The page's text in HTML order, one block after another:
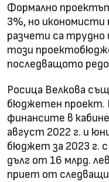
Формално
3%, но икономисти
разчети са трудно
този
последващото
Росица Велкова
бюджетен проект.
финансите в
август 2022 г. и
бюджет за 2023 г.
дълг от 16 млрд.
приет от